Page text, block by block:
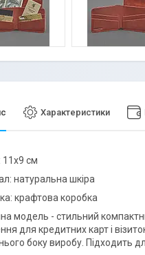
Характеристики
11x9 см
натуральна шкіра
крафтова коробка
модель - стильний
для кредитних карт і
боку виробу. Підходить